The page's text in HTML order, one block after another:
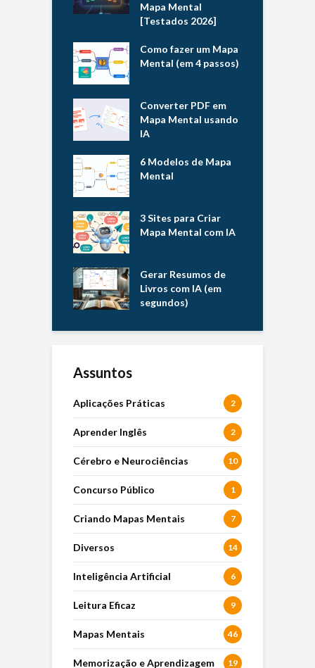
Mapa Mental
[Testados 2026]
Como fazer um Mapa
Mental (em 4 passos)
Converter PDF em
Mapa Mental usando
IA
6 Modelos de Mapa
Mental
3 Sites para Criar
Mapa Mental com IA
Gerar Resumos de
Livros com IA (em
segundos)
Assuntos
Aplicações Práticas 2
Aprender Inglês 2
Cérebro e Neurociências 10
Concurso Público 1
Criando Mapas Mentais 7
Diversos 14
Inteligência Artificial 6
Leitura Eficaz 9
Mapas Mentais 46
Memorização e Aprendizagem 19